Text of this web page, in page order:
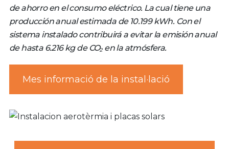
de ahorro en el consumo eléctrico. La cual tiene una
producción anual estimada de 10.199 kWh. Con el
sistema instalado contribuirá a evitar la emisión anual
de hasta 6.216 kg de CO₂ en la atmósfera.
Mes informació de la instal·lació